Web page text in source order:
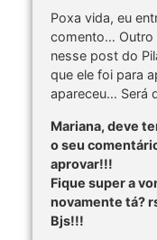
Poxa vida, eu
comento… Outro
nesse post do
que ele foi para
apareceu… Será
Mariana, deve
o seu
aprovar!!!
Fique super a
novamente tá?
Bjs!!!